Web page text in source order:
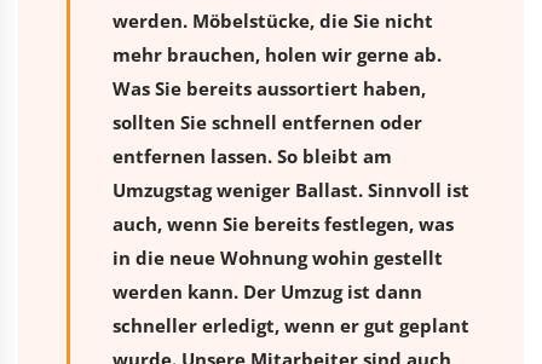
werden. Möbelstücke, die Sie nicht
mehr brauchen, holen wir gerne ab.
Was Sie bereits aussortiert haben,
sollten Sie schnell entfernen oder
entfernen lassen. So bleibt am
Umzugstag weniger Ballast. Sinnvoll ist
auch, wenn Sie bereits festlegen, was
in die neue Wohnung wohin gestellt
werden kann. Der Umzug ist dann
schneller erledigt, wenn er gut geplant
wurde. Unsere Mitarbeiter sind auch